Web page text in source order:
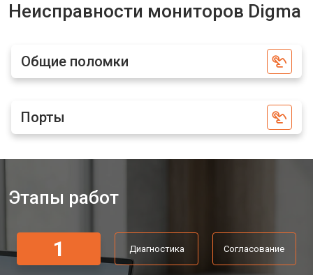
Неисправности мониторов Digma
Общие поломки
Порты
Этапы работ
1 Диагностика Согласование